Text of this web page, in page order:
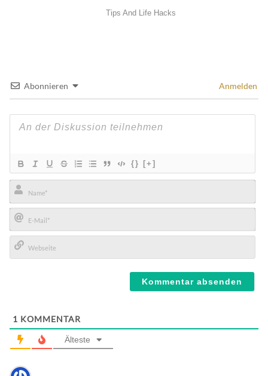
Abonnieren Anmelden
{} [+]
Name*
E-
Mail*
1 KOMMENTAR
Älteste